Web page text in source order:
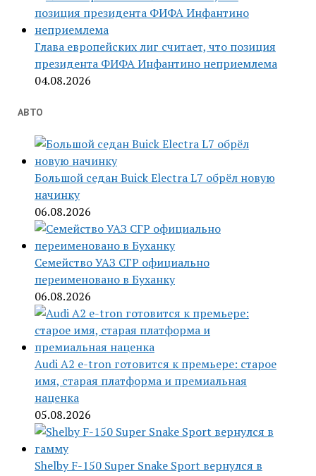
Глава европейских лиг считает, что позиция
президента ФИФА Инфантино неприемлема
04.08.2026
АВТО
Большой седан Buick Electra L7 обрёл новую
начинку
06.08.2026
Семейство УАЗ СГР официально
переименовано в Буханку
06.08.2026
Audi A2 e-tron готовится к премьере: старое
имя, старая платформа и премиальная
наценка
05.08.2026
Shelby F-150 Super Snake Sport вернулся в